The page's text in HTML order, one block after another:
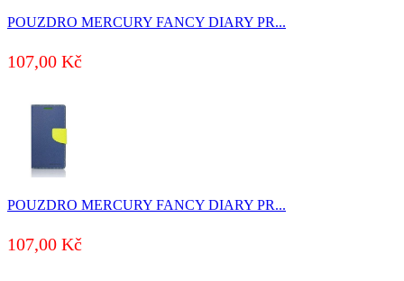
POUZDRO MERCURY FANCY DIARY PR...
107,00 Kč
POUZDRO MERCURY FANCY DIARY PR...
107,00 Kč